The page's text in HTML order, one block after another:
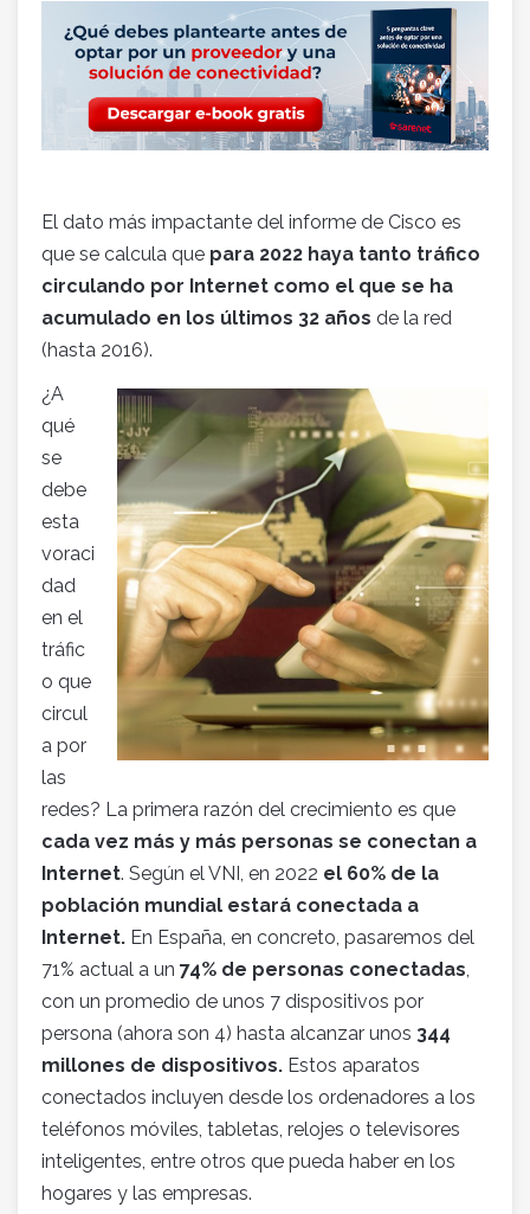
El dato más impactante del informe de Cisco es
que se calcula que para 2022 haya tanto tráfico
circulando por Internet como el que se ha
acumulado en los últimos 32 años de la red
(hasta 2016).
¿A
qué
se
debe
esta
voraci
dad
en el
tráfic
o que
circul
a por
las
redes? La primera razón del crecimiento es que
cada vez más y más personas se conectan a
Internet. Según el VNI, en 2022 el 60% de la
población mundial estará conectada a
Internet. En España, en concreto, pasaremos del
71% actual a un 74% de personas conectadas,
con un promedio de unos 7 dispositivos por
persona (ahora son 4) hasta alcanzar unos 344
millones de dispositivos. Estos aparatos
conectados incluyen desde los ordenadores a los
teléfonos móviles, tabletas, relojes o televisores
inteligentes, entre otros que pueda haber en los
hogares y las empresas.